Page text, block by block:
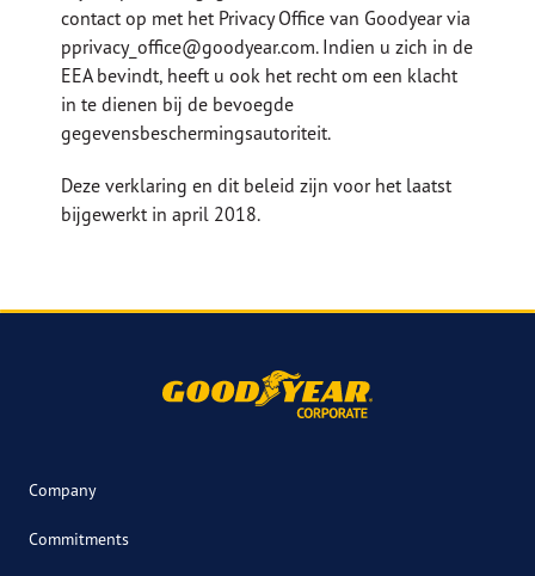
contact op met het Privacy Office van Goodyear via
pprivacy_office@goodyear.com. Indien u zich in de
EEA bevindt, heeft u ook het recht om een klacht
in te dienen bij de bevoegde
gegevensbeschermingsautoriteit.
Deze verklaring en dit beleid zijn voor het laatst
bijgewerkt in april 2018.
Company
Commitments